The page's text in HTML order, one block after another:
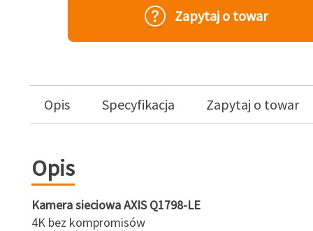
Zapytaj o towar
Opis Specyfikacja Zapytaj o towar
Opis
Kamera sieciowa AXIS Q1798-LE
4K bez kompromisów